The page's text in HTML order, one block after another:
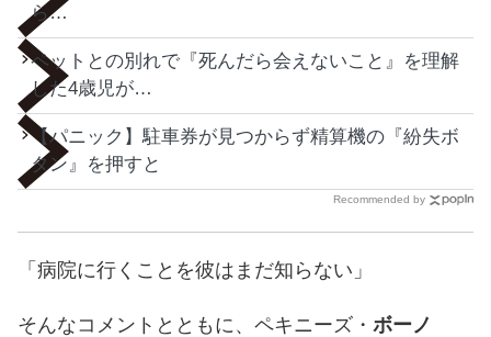
ら…
ペットとの別れで『死んだら会えないこと』を理解
した4歳児が…
【パニック】駐車券が見つからず精算機の『紛失ボ
タン』を押すと
Recommended by
「病院に行くことを彼はまだ知らない」
そんなコメントとともに、ペキニーズ・ ボーノ